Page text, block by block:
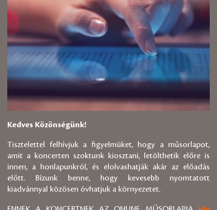
Kedves Közönségünk!
Tisztelettel felhívjuk a figyelmüket, hogy a műsorlapot,
amit a koncerten szoktunk kiosztani, letölthetik előre is
innen, a honlapunkról, és elolvashatják akár az előadás
előtt. Bízunk benne, hogy kevesebb nyomtatott
kiadvánnyal közösen óvhatjuk a környezetet.